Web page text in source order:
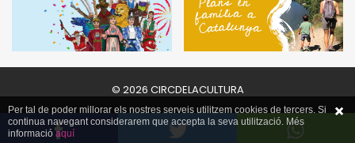
© 2026 CIRCDELACULTURA
Per tal de poder millorar els nostres serveis utilitzem cookies de tercers. Si
continua navegant considerarem que accepta la seva utilització. Més
informacióaquí